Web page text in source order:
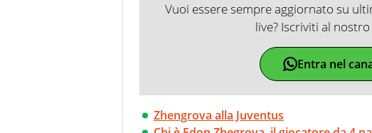
Vuoi essere sempre aggiornato su
live? Iscriviti al
Entra nel
Zhengrova alla Juventus